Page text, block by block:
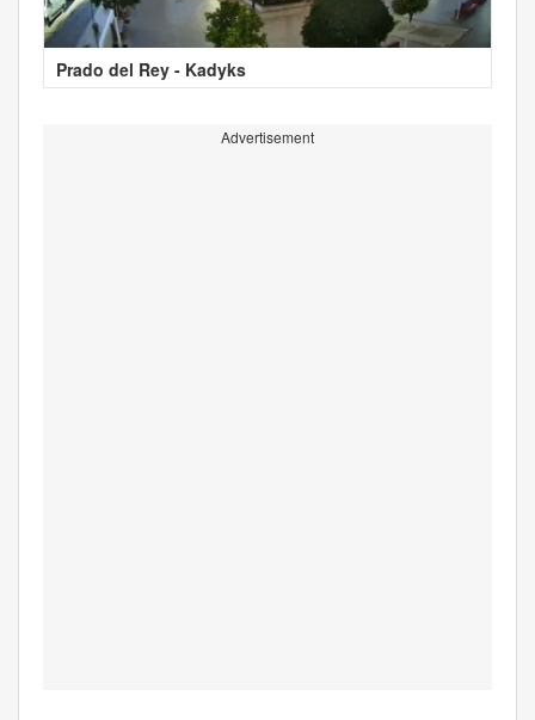
Prado del Rey - Kadyks
Advertisement